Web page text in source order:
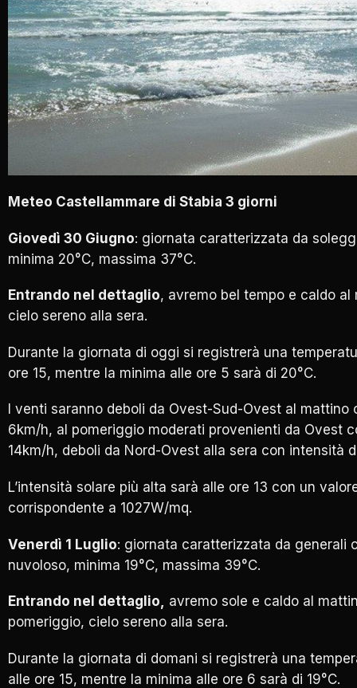
Meteo Castellammare di Stabia 3 giorni
Giovedì 30 Giugno: giornata caratterizzata da
minima 20°C, massima 37°C.
Entrando nel dettaglio, avremo bel tempo e caldo
cielo sereno alla sera.
Durante la giornata di oggi si registrerà una
ore 15, mentre la minima alle ore 5 sarà di 20°C.
I venti saranno deboli da Ovest-Sud-Ovest al
6km/h, al pomeriggio moderati provenienti da Ovest
14km/h, deboli da Nord-Ovest alla sera con intensità
L’intensità solare più alta sarà alle ore 13 con un
corrispondente a 1027W/mq.
Venerdì 1 Luglio: giornata caratterizzata da generali
nuvoloso, minima 19°C, massima 39°C.
Entrando nel dettaglio, avremo sole e caldo al
pomeriggio, cielo sereno alla sera.
Durante la giornata di domani si registrerà una
alle ore 15, mentre la minima alle ore 6 sarà di 19°C.